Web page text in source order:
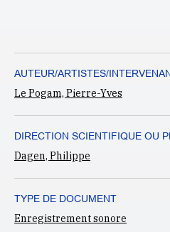
AUTEUR/ARTISTES/
Le Pogam, Pierre-Yves
DIRECTION SCIENTIFIQUE OU
Dagen, Philippe
TYPE DE DOCUMENT
Enregistrement sonore